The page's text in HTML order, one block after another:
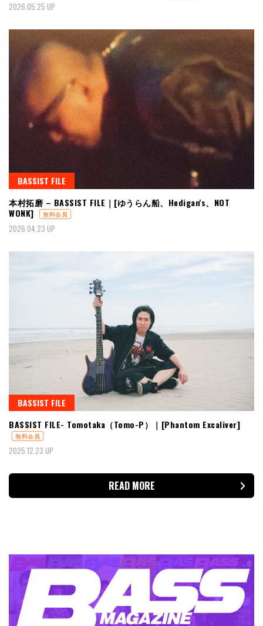
2026.05.25 UP
BASSIST FILE
本村拓磨 – BASSIST FILE｜[ゆうらん船、Hedigan's、NOT
WONK]
無料会員
2026.04.23 UP
BASSIST FILE
BASSIST FILE- Tomotaka（Tomo-P）｜[Phantom Excaliver]
無料会員
2025.12.23 UP
READ MORE